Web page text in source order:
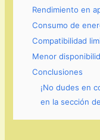
Rendimiento en
Consumo de
Compatibilidad
Menor
Conclusiones
¡No dudes en
en la sección